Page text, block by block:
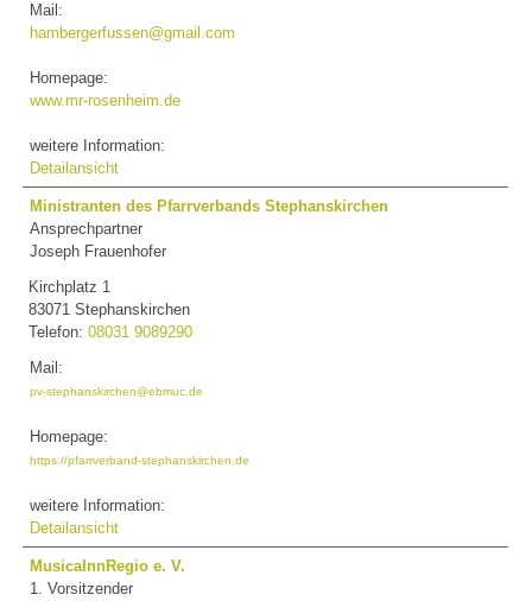
Mail:
hambergerfussen@gmail.com
Homepage:
www.mr-rosenheim.de
weitere Information:
Detailansicht
Ministranten des Pfarrverbands Stephanskirchen
Ansprechpartner
Joseph Frauenhofer
Kirchplatz 1
83071 Stephanskirchen
Telefon:08031 9089290
Mail:
pv-stephanskirchen@ebmuc.de
Homepage:
https://pfarrverband-stephanskirchen.de
weitere Information:
Detailansicht
MusicaInnRegio e. V.
1. Vorsitzender